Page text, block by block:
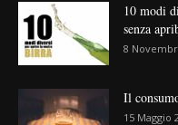
10 modi
senza
8
Il
15 Maggio